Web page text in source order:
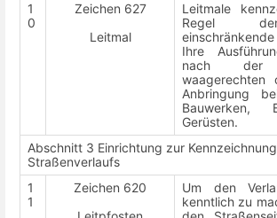
1
0
Zeichen 627
Leitmal
Leitmale
Regel
Ihre
nach der
waagerechten
Anbringung
Bauwerken,
Gerüsten.
Abschnitt 3 Einrichtung zur
Straßenverlaufs
1
1
Zeichen 620
Um den
kenntlich zu